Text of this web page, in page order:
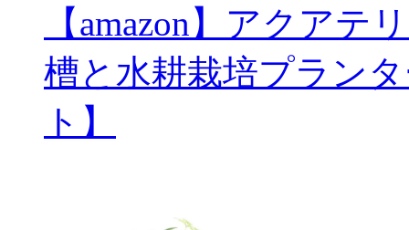
【amazon】アクアテ
槽と水耕栽培プラン
ト】